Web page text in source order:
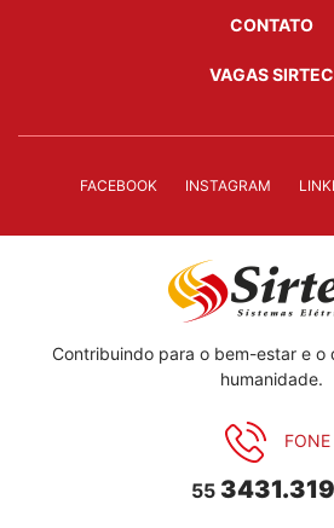
CONTATO
VAGAS SIRTEC
FACEBOOK INSTAGRAM
Contribuindo para o bem-estar e o
humanidade.
FONE
55